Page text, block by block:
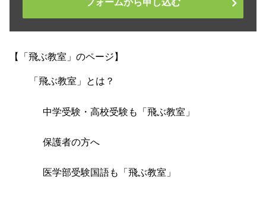
フォームから申し込む
【「飛ぶ教室」のページ】
「飛ぶ教室」とは？
中学受験・高校受験も「飛ぶ教室」
保護者の方へ
医学部受験国語も「飛ぶ教室」